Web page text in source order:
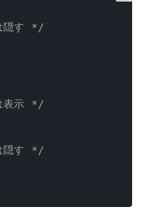
隠す */
表示 */
隠す */